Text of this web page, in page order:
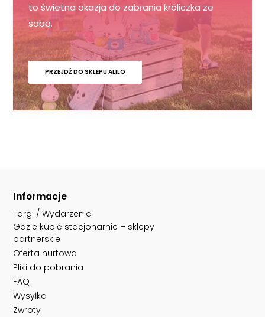
to świetna okazja do zabrania króliczka ze
sobą.
PRZEJDŹ DO SKLEPU ALILO
Informacje
Targi / Wydarzenia
Gdzie kupić stacjonarnie – sklepy
partnerskie
Oferta hurtowa
Pliki do pobrania
FAQ
Wysyłka
Zwroty